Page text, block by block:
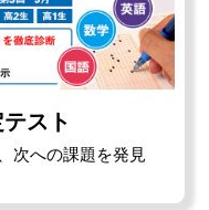
スト
次への課題を発見